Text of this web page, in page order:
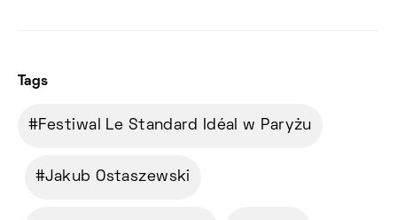
Tags
Festiwal Le Standard Idéal w Paryżu
Jakub Ostaszewski